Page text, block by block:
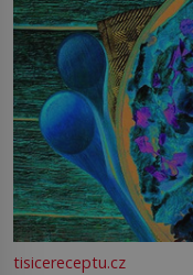
tisicereceptu.cz